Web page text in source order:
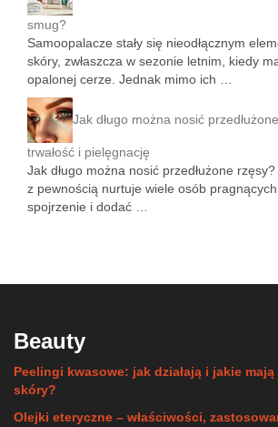
smug?
Samoopalacze stały się nieodłącznym
skóry, zwłaszcza w sezonie letnim, kiedy
opalonej cerze. Jednak mimo ich …
Jak długo można nosić
trwałość i pielęgnację
Jak długo można nosić przedłużone
z pewnością nurtuje wiele osób
spojrzenie i dodać …
Beauty
Peelingi kwasowe: jak działają i jakie
skóry?
Olejki eteryczne – właściwości,